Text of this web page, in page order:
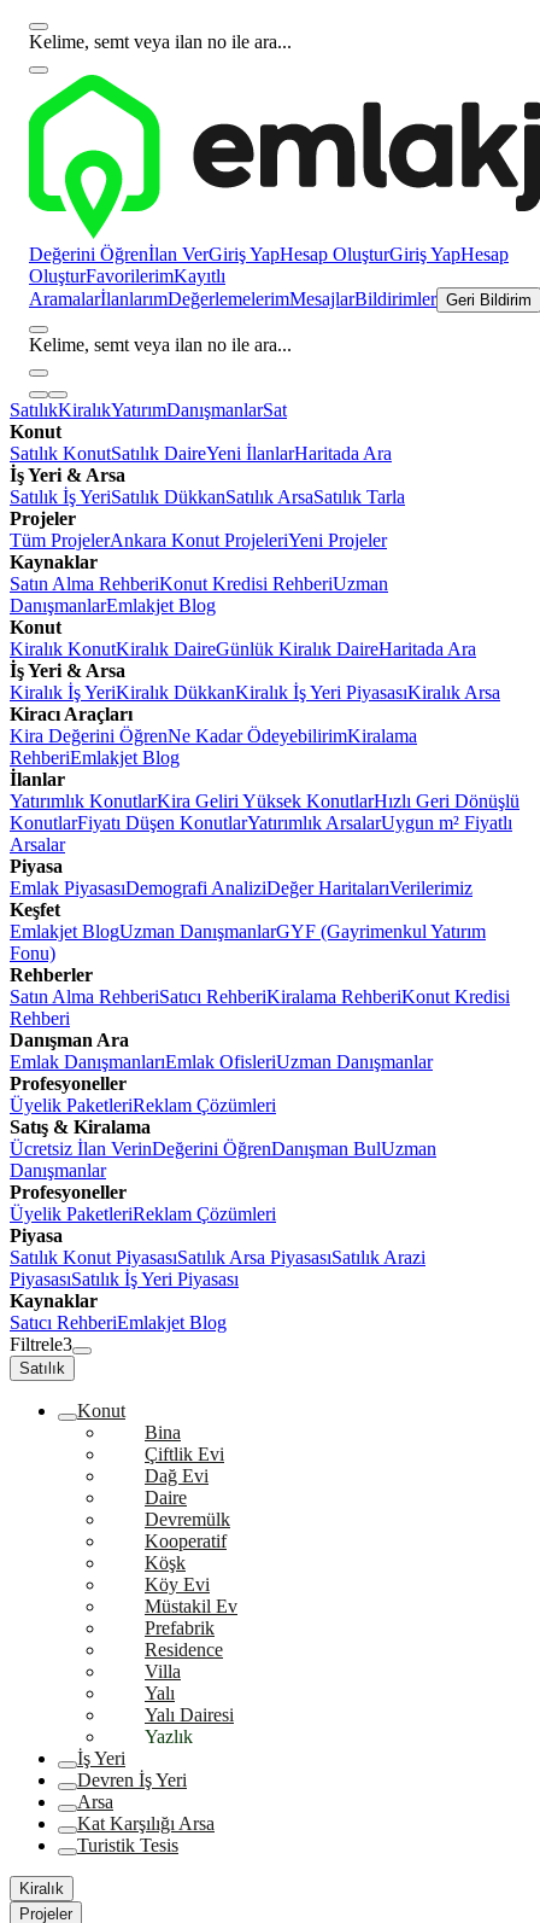
Kelime, semt veya ilan no ile ara...
Değerini Öğrenİlan VerGiriş YapHesap OluşturGiriş YapHesap
OluşturFavorilerimKayıtlı
AramalarİlanlarımDeğerlemelerimMesajlarBildirimler Geri Bildirim
Kelime, semt veya ilan no ile ara...
SatılıkKiralıkYatırımDanışmanlarSat
Konut
Satılık KonutSatılık DaireYeni İlanlarHaritada Ara
İş Yeri & Arsa
Satılık İş YeriSatılık DükkanSatılık ArsaSatılık Tarla
Projeler
Tüm ProjelerAnkara Konut ProjeleriYeni Projeler
Kaynaklar
Satın Alma RehberiKonut Kredisi RehberiUzman
DanışmanlarEmlakjet Blog
Konut
Kiralık KonutKiralık DaireGünlük Kiralık DaireHaritada Ara
İş Yeri & Arsa
Kiralık İş YeriKiralık DükkanKiralık İş Yeri PiyasasıKiralık Arsa
Kiracı Araçları
Kira Değerini ÖğrenNe Kadar ÖdeyebilirimKiralama
RehberiEmlakjet Blog
İlanlar
Yatırımlık KonutlarKira Geliri Yüksek KonutlarHızlı Geri Dönüşlü
KonutlarFiyatı Düşen KonutlarYatırımlık ArsalarUygun m² Fiyatlı
Arsalar
Piyasa
Emlak PiyasasıDemografi AnaliziDeğer HaritalarıVerilerimiz
Keşfet
Emlakjet BlogUzman DanışmanlarGYF (Gayrimenkul Yatırım
Fonu)
Rehberler
Satın Alma RehberiSatıcı RehberiKiralama RehberiKonut Kredisi
Rehberi
Danışman Ara
Emlak DanışmanlarıEmlak OfisleriUzman Danışmanlar
Profesyoneller
Üyelik PaketleriReklam Çözümleri
Satış & Kiralama
Ücretsiz İlan VerinDeğerini ÖğrenDanışman BulUzman
Danışmanlar
Profesyoneller
Üyelik PaketleriReklam Çözümleri
Piyasa
Satılık Konut PiyasasıSatılık Arsa PiyasasıSatılık Arazi
PiyasasıSatılık İş Yeri Piyasası
Kaynaklar
Satıcı RehberiEmlakjet Blog
Filtrele3
Satılık
Konut
Bina
Çiftlik Evi
Dağ Evi
Daire
Devremülk
Kooperatif
Köşk
Köy Evi
Müstakil Ev
Prefabrik
Residence
Villa
Yalı
Yalı Dairesi
Yazlık
İş Yeri
Devren İş Yeri
Arsa
Kat Karşılığı Arsa
Turistik Tesis
Kiralık
Projeler